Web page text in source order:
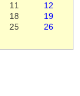
11
12
18
19
25
26